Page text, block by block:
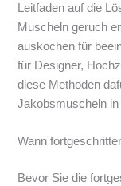
Leitfaden auf die
Muscheln geruch
auskochen für
für Designer,
diese Methoden
Jakobsmuscheln
Wann
Bevor Sie die